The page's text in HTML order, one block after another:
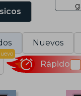
Nuevos
Rápido